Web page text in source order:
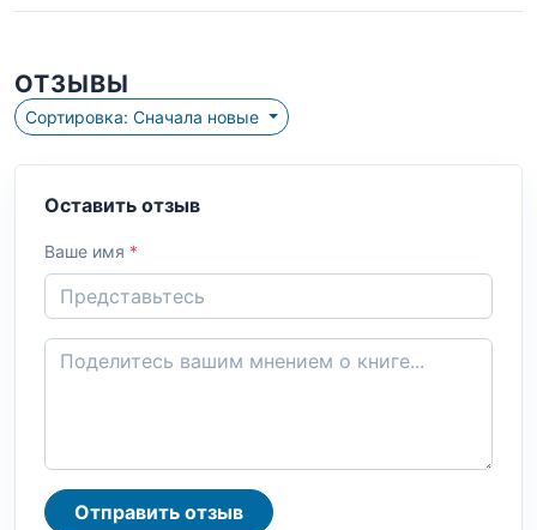
ОТЗЫВЫ
Сортировка: Сначала новые
Оставить отзыв
Ваше имя *
Отправить отзыв